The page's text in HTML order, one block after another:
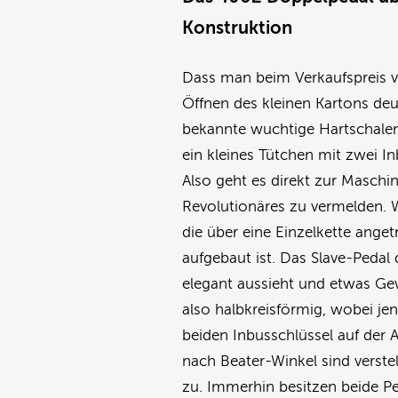
Konstruktion
Dass man beim
Öffnen des kleinen Kartons
bekannte wuchtige
ein kleines Tütchen mit zwei
Also geht es direkt zur
Revolutionäres zu
die über eine Einzelkette
aufgebaut ist. Das Slave-
elegant aussieht und etwas
also halbkreisförmig, wobei
beiden Inbusschlüssel auf der
nach Beater-Winkel sind
zu. Immerhin besitzen beide